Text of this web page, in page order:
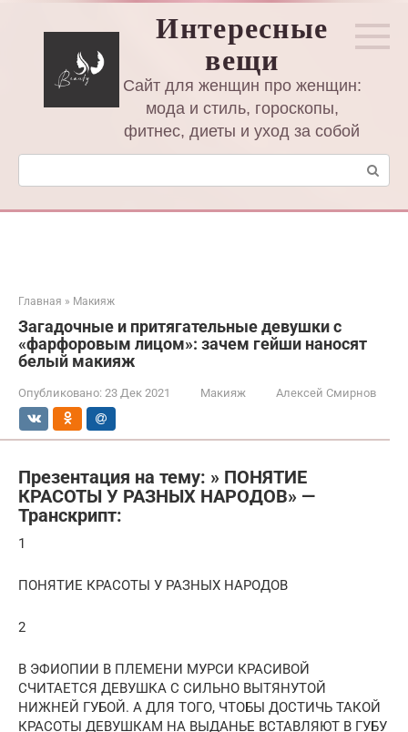
Интересные
вещи
Сайт для женщин про женщин:
мода и стиль, гороскопы,
фитнес, диеты и уход за собой
Поиск:
Главная » Макияж
Загадочные и притягательные девушки с
«фарфоровым лицом»: зачем гейши наносят
белый макияж
Опубликовано: 23 Дек 2021 Макияж Алексей Смирнов
Презентация на тему: » ПОНЯТИЕ
КРАСОТЫ У РАЗНЫХ НАРОДОВ» —
Транскрипт:
1
ПОНЯТИЕ КРАСОТЫ У РАЗНЫХ НАРОДОВ
2
В ЭФИОПИИ В ПЛЕМЕНИ МУРСИ КРАСИВОЙ
СЧИТАЕТСЯ ДЕВУШКА С СИЛЬНО ВЫТЯНУТОЙ
НИЖНЕЙ ГУБОЙ. А ДЛЯ ТОГО, ЧТОБЫ ДОСТИЧЬ ТАКОЙ
КРАСОТЫ ДЕВУШКАМ НА ВЫДАНЬЕ ВСТАВЛЯЮТ В ГУБУ